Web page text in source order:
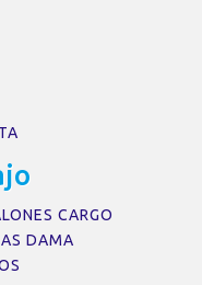
jo
CARGO
DAMA